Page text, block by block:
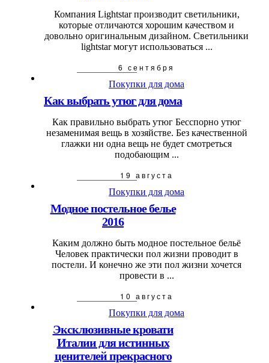
Компания Lightstar производит светильники,
которые отличаются хорошим качеством и
довольно оригинальным дизайном. Светильники
lightstar могут использоваться ...
6 сентября
Покупки для дома
Как выбрать утюг для дома
Как правильно выбрать утюг Бесспорно утюг
незаменимая вещь в хозяйстве. Без качественной
глажки ни одна вещь не будет смотреться
подобающим ...
19 августа
Покупки для дома
Модное постельное белье
2016
Каким должно быть модное постельное бельё
Человек практически пол жизни проводит в
постели. И конечно же эти пол жизни хочется
провести в ...
10 августа
Покупки для дома
Эксклюзивные кровати
Италии для истинных
ценителей прекрасного